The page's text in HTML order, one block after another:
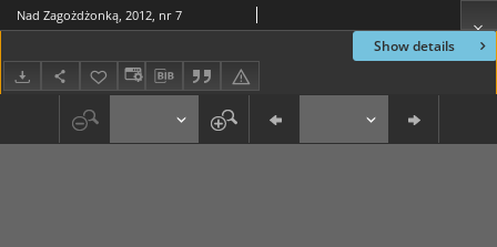
Show details
Nad Zagożdżonką, 2012, nr 7